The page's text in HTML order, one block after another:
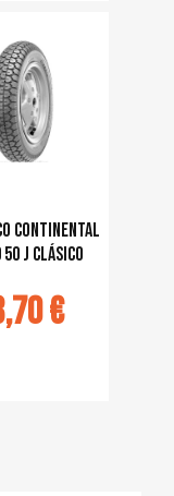
continental
50 J clásico
€